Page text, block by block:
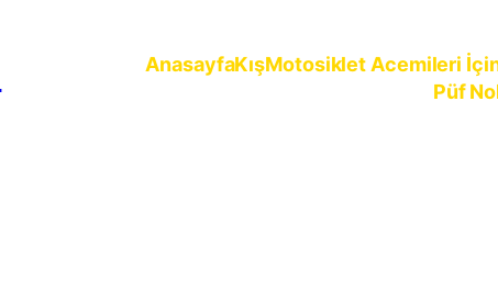
AnasayfaKışMotosiklet Acemileri
Püf